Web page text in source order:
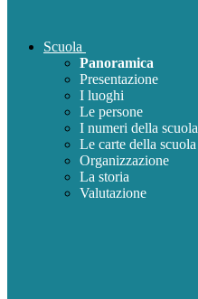
Scuola
Panoramica
Presentazione
I luoghi
Le persone
I numeri della scuola
Le carte della scuola
Organizzazione
La storia
Valutazione